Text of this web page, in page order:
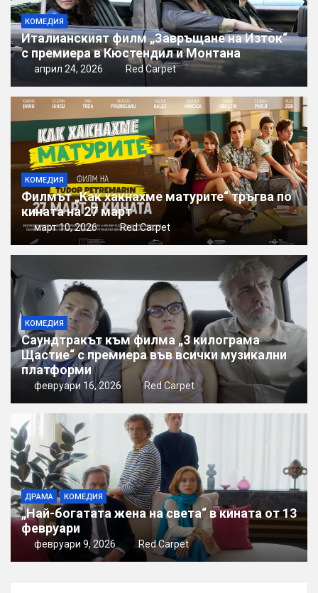
КОМЕДИЯ
Италианският филм „Завръщане на Изток“
с премиера в Кюстендил и Монтана
април 24, 2026 Red Carpet
КОМЕДИЯ
Филмът „Как хакнахме матурите“ тръгва по
кината на 27 март
март 10, 2026 Red Carpet
КОМЕДИЯ
Саундтракът към филма „3 килограма
Щастие“ с премиера във всички музикални
платформи
февруари 16, 2026 Red Carpet
ДРАМА КОМЕДИЯ
„Най-богатата жена на света“ в кината от 13
февруари
февруари 9, 2026 Red Carpet